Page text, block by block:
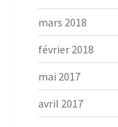
mars 2018
février 2018
mai 2017
avril 2017